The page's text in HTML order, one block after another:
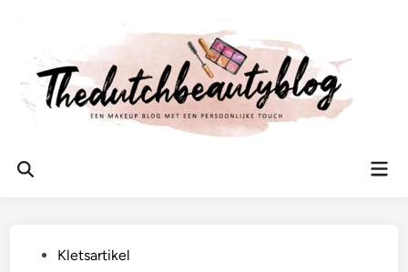
inhoud
Zoeken
Geplaatst
Kletsartikel